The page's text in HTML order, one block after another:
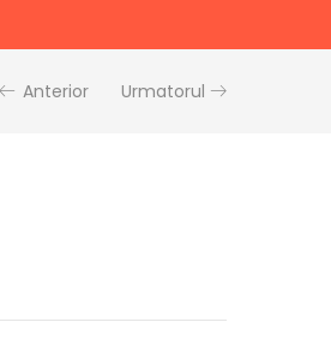
Anterior Urmatorul